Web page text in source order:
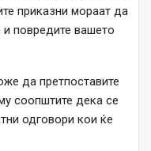
приказни мораат да
и повредите вашето
да претпоставите
соопштите дека се
одговори кои ќе